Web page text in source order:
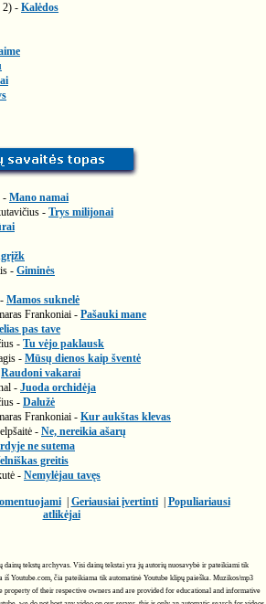
2) - Kalėdos
- Mano namai
- Trys milijonai
- Giminės
Mamos suknelė
Frankoniai - Pašauki mane
pas tave
- Tu vėjo paklausk
- Mūsų dienos kaip šventė
Raudoni vakarai
- Juoda orchidėja
- Dalužė
Frankoniai - Kur aukštas klevas
- Ne, nereikia ašarų
ne sutema
greitis
- Nemylėjau tavęs
| Geriausiai įvertinti| Populiariausi
atlikėjai
tekstų archyvas. Visi dainų tekstai yra jų autorių nuosavybė ir pateikiami tik
Youtube.com, čia pateikiama tik automatinė Youtube klipų paieška. Muzikos/mp3
property of their respective owners and are provided for educational and informative